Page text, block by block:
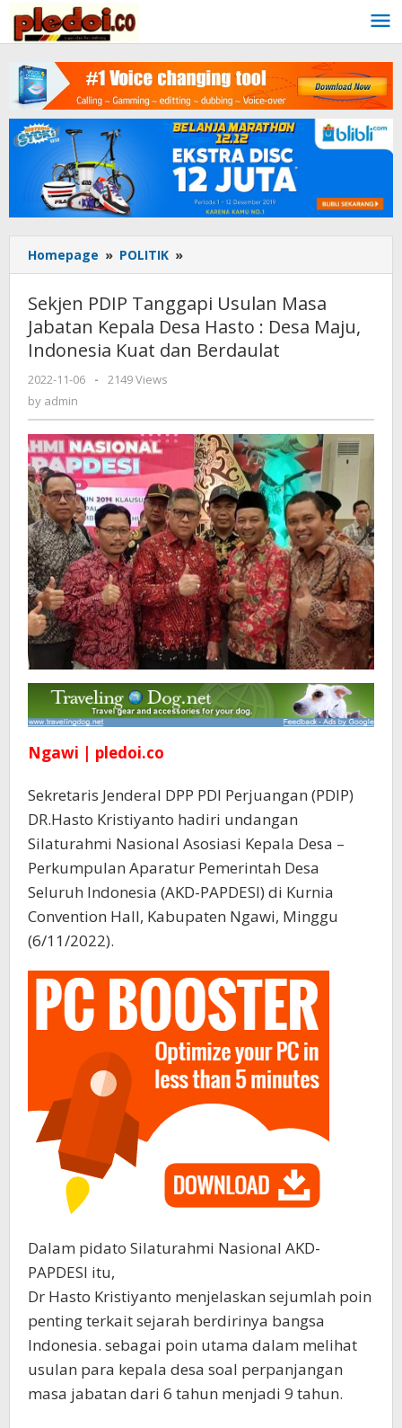
content
Homepage » POLITIK »
PDIP
Usulan
Masa
Jabatan
:
Desa
Maju,
Indonesia
Kuat
dan
Berdaulat
Sekjen PDIP Tanggapi Usulan Masa
Jabatan Kepala Desa Hasto : Desa Maju,
Indonesia Kuat dan Berdaulat
2022-11-06
by
-
2149 Views
by admin
Ngawi | pledoi.co
Sekretaris Jenderal DPP PDI Perjuangan (PDIP)
DR.Hasto Kristiyanto hadiri undangan
Silaturahmi Nasional Asosiasi Kepala Desa –
Perkumpulan Aparatur Pemerintah Desa
Seluruh Indonesia (AKD-PAPDESI) di Kurnia
Convention Hall, Kabupaten Ngawi, Minggu
(6/11/2022).
Dalam pidato Silaturahmi Nasional AKD-
PAPDESI itu,
Dr Hasto Kristiyanto menjelaskan sejumlah poin
penting terkait sejarah berdirinya bangsa
Indonesia. sebagai poin utama dalam melihat
usulan para kepala desa soal perpanjangan
masa jabatan dari 6 tahun menjadi 9 tahun.